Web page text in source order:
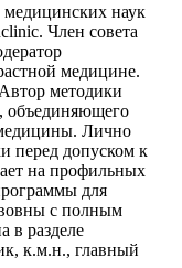
наук
Член совета
медицине.
методики
объединяющего
Лично
перед допуском к
на профильных
для
с полным
в разделе
к.м.н., главный